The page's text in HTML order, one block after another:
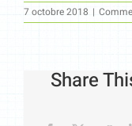
7 octobre 2018 |
Share